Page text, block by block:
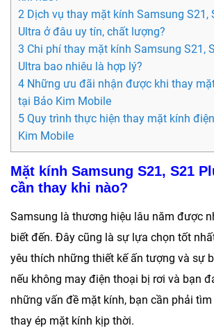
2 Dịch vụ thay mặt kính Samsung S21,
Ultra ở đâu uy tín, chất lượng?
3 Chi phí thay mặt kính Samsung S21,
Ultra bao nhiêu là hợp lý?
4 Những ưu đãi nhận được khi thay
tại Bảo Kim Mobile
5 Quy trình thực hiện thay mặt kính
Kim Mobile
Mặt kính Samsung S21, S21
cần thay khi nào?
Samsung là thương hiệu lâu năm được
biết đến. Đây cũng là sự lựa chọn tốt
yêu thích những thiết kế ấn tượng và sự
nếu không may điện thoại bị rơi và bạn
những vấn đề mặt kính, bạn cần phải
thay ép mặt kính kịp thời.